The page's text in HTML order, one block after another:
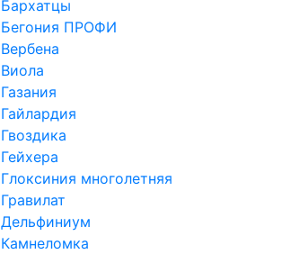
Бархатцы
Бегония ПРОФИ
Вербена
Виола
Газания
Гайлардия
Гвоздика
Гейхера
Глоксиния многолетняя
Гравилат
Дельфиниум
Камнеломка